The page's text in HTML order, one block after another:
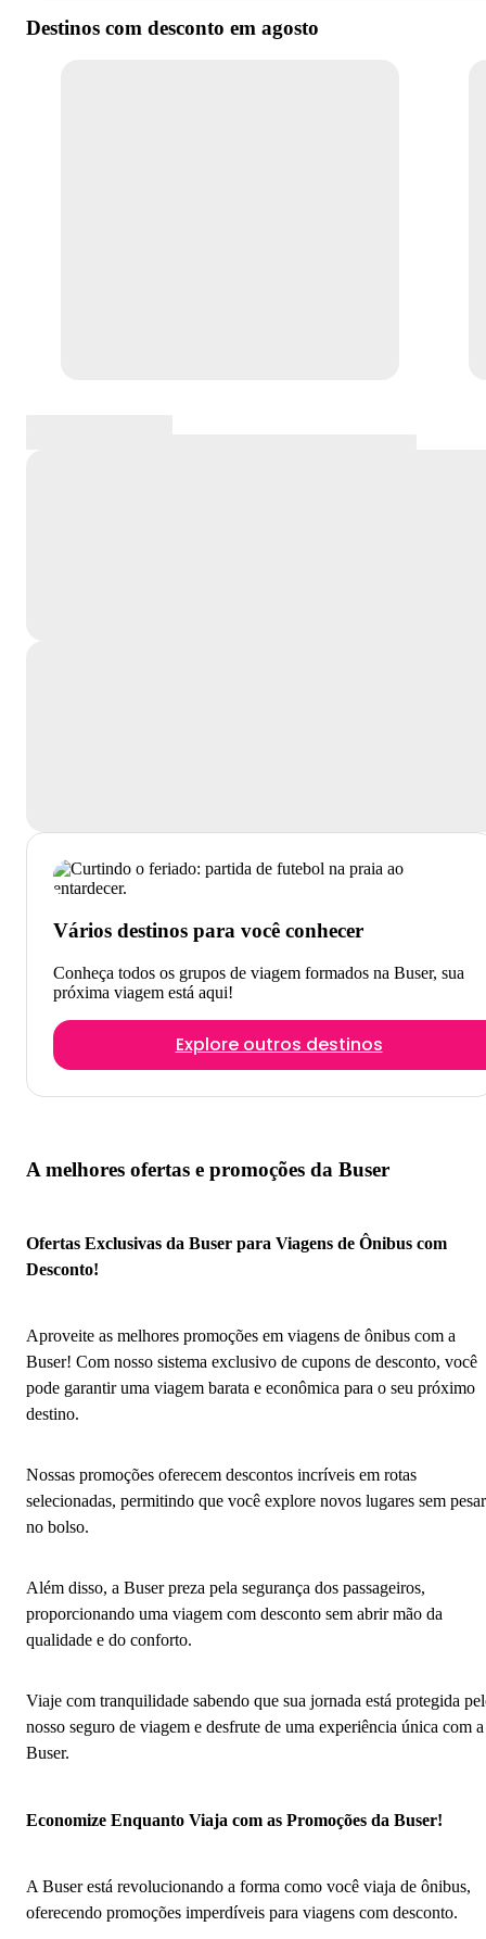
Destinos com desconto em agosto
Vários destinos para você conhecer
Conheça todos os grupos de viagem formados na Buser, sua
próxima viagem está aqui!
Explore outros destinos
A melhores ofertas e promoções da Buser
Ofertas Exclusivas da Buser para Viagens de Ônibus com
Desconto!
Aproveite as melhores promoções em viagens de ônibus com a
Buser! Com nosso sistema exclusivo de cupons de desconto, você
pode garantir uma viagem barata e econômica para o seu próximo
destino.
Nossas promoções oferecem descontos incríveis em rotas
selecionadas, permitindo que você explore novos lugares sem pesar
no bolso.
Além disso, a Buser preza pela segurança dos passageiros,
proporcionando uma viagem com desconto sem abrir mão da
qualidade e do conforto.
Viaje com tranquilidade sabendo que sua jornada está protegida
nosso seguro de viagem e desfrute de uma experiência única com a
Buser.
Economize Enquanto Viaja com as Promoções da Buser!
A Buser está revolucionando a forma como você viaja de ônibus,
oferecendo promoções imperdíveis para viagens com desconto.